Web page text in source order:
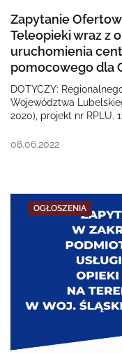
Zapytanie
Teleopieki wraz z
uruchomienia
pomocowego dla
DOTYCZY:
Województwa
2020), projekt nr RPLU.
08.06.2022
OGŁOSZENIA